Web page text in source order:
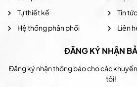
Tự thiết kế
Hệ thống phân phối
Tin tức
Liên
ĐĂNG KÝ NHẬN
Đăng ký nhận thông báo cho các
tôi!